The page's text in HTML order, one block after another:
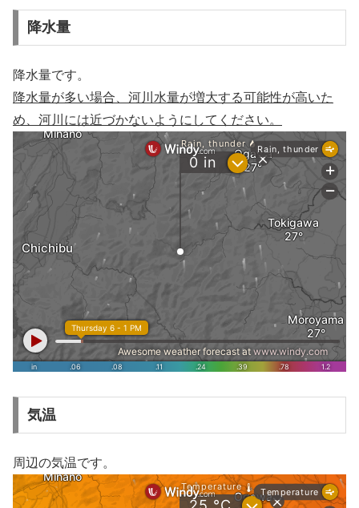
降水量
降水量です。
降水量が多い場合、河川水量が増大する可能性が高いた
め、河川には近づかないようにしてください。
気温
周辺の気温です。